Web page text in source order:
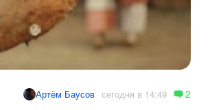
Артём Баусов сегодня в 14:49 2